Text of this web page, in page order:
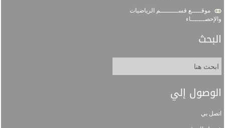
موقـــــع قســـــــــم الرياضيات
والإحصـــــــاء
البحث
الوصول إلي
اتصل بي